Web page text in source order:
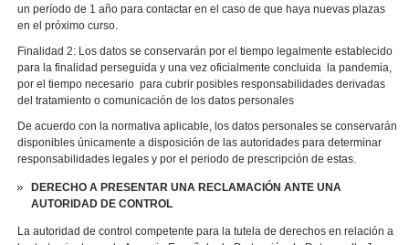
un período de 1 año para contactar en el caso de que haya nuevas plazas
en el próximo curso.
Finalidad 2: Los datos se conservarán por el tiempo legalmente establecido
para la finalidad perseguida y una vez oficialmente concluida la pandemia,
por el tiempo necesario para cubrir posibles responsabilidades derivadas
del tratamiento o comunicación de los datos personales
De acuerdo con la normativa aplicable, los datos personales se conservarán
disponibles únicamente a disposición de las autoridades para determinar
responsabilidades legales y por el periodo de prescripción de estas.
DERECHO A PRESENTAR UNA RECLAMACIÓN ANTE UNA
AUTORIDAD DE CONTROL
La autoridad de control competente para la tutela de derechos en relación a